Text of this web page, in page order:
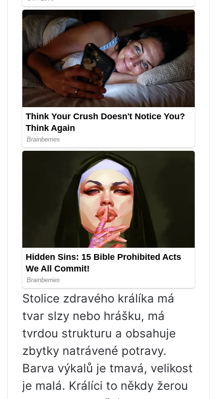
Stolice zdravého králíka má
tvar slzy nebo hrášku, má
tvrdou strukturu a obsahuje
zbytky natrávené potravy.
Barva výkalů je tmavá, velikost
je malá. Králíci to někdy žerou